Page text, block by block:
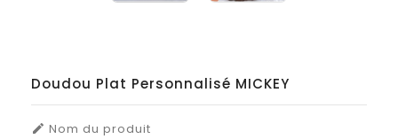
Doudou Plat Personnalisé MICKEY
 Nom du produit